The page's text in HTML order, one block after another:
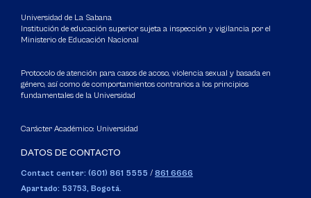
Universidad de La Sabana
Institución de educación superior sujeta a inspección y vigilancia por el
Ministerio de Educación Nacional
Protocolo de atención para casos de acoso, violencia sexual y basada en
género, así como de comportamientos contrarios a los principios
fundamentales de la Universidad
Carácter Académico: Universidad
DATOS DE CONTACTO
Contact center: (601) 861 5555 / 861 6666
Apartado: 53753, Bogotá.